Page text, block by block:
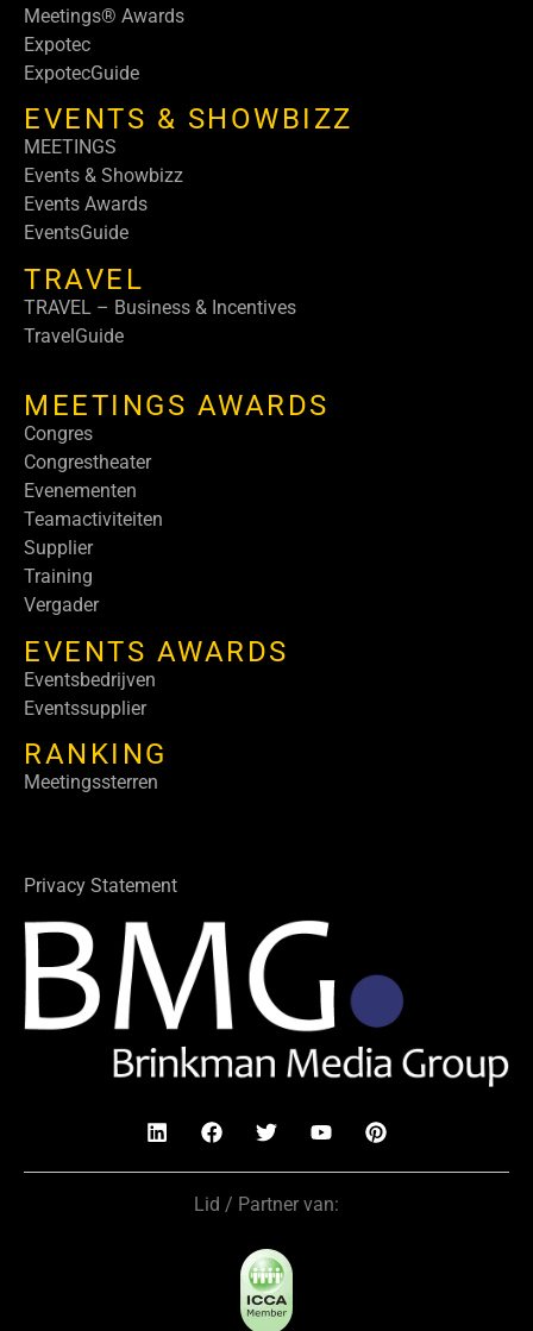
Meetings® Awards
Expotec
ExpotecGuide
EVENTS & SHOWBIZZ
MEETINGS
Events & Showbizz
Events Awards
EventsGuide
TRAVEL
TRAVEL – Business & Incentives
TravelGuide
MEETINGS AWARDS
Congres
Congrestheater
Evenementen
Teamactiviteiten
Supplier
Training
Vergader
EVENTS AWARDS
Eventsbedrijven
Eventssupplier
RANKING
Meetingssterren
Privacy Statement
Lid / Partner van: